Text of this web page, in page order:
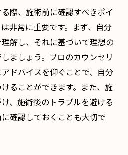
際、施術前に確認すべきポイ
非常に重要です。まず、自分
解し、それに基づいて理想の
ましょう。プロのカウンセリ
ドバイスを仰ぐことで、自分
ることができます。また、施
、施術後のトラブルを避ける
確認しておくことも大切で